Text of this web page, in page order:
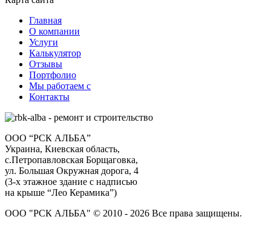
Главная
О компании
Услуги
Калькулятор
Отзывы
Портфолио
Мы работаем с
Контакты
ООО “РСК АЛЬБА”
Украина, Киевская область,
с.Петропавловская Борщаговка,
ул. Большая Окружная дорога, 4
(3-х этажное здание с надписью
на крыше “Лео Керамика”)
ООО "РСК АЛЬБА" © 2010 - 2026 Все права защищены.